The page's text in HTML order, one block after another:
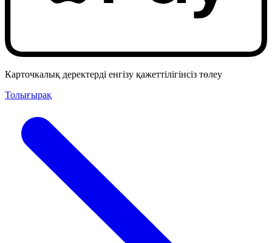
Карточкалық деректерді енгізу қажеттілігінсіз төлеу
Толығырақ